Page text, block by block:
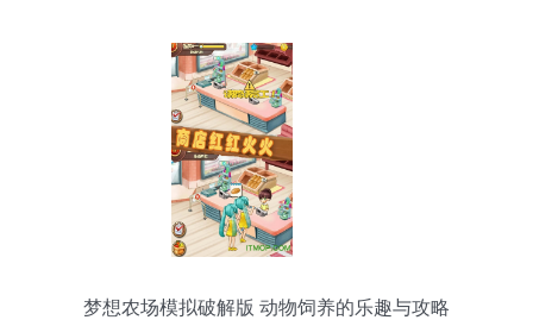
梦想农场模拟破解版 动物饲养的乐趣与攻略